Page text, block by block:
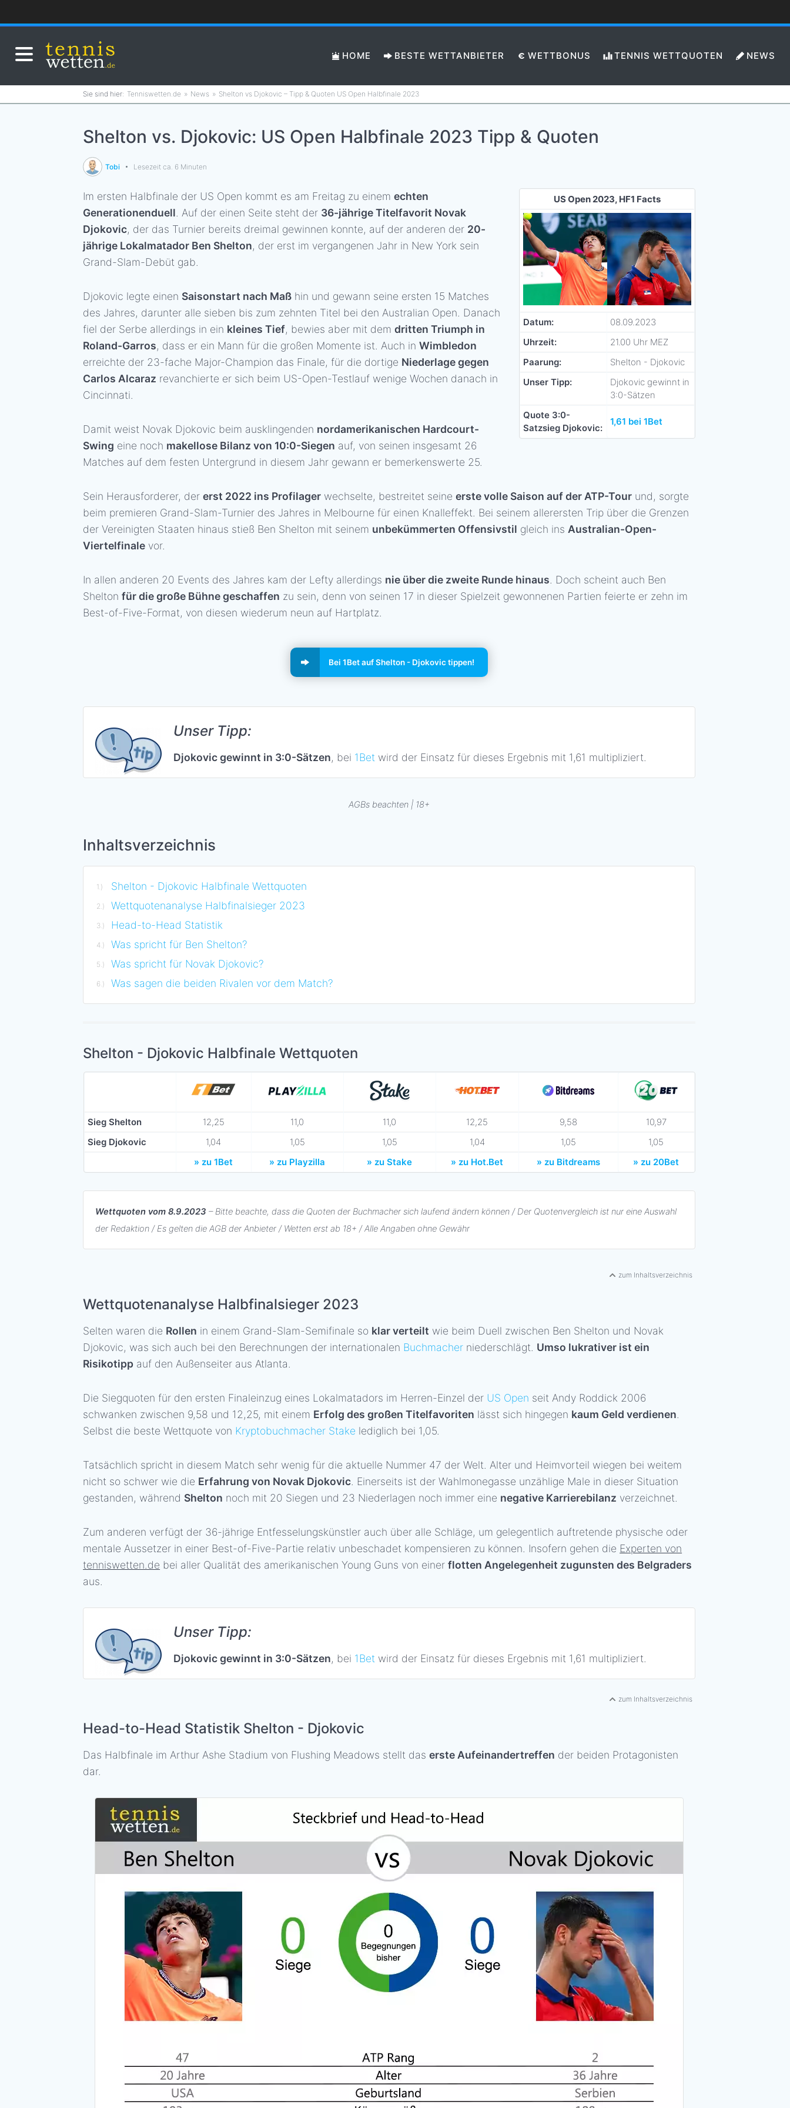
HOME BESTE WETTANBIETER WETTBONUS TENNIS WETTQUOTEN NEWS
Tenniswetten.de News Shelton vs Djokovic – Tipp & Quoten US Open Halbfinale 2023
Shelton vs. Djokovic: US Open Halbfinale 2023 Tipp & Quoten
Tobi Lesezeit ca. 6 Minuten
US Open 2023, HF1 Facts
Datum:
08.09.2023
Uhrzeit:
21.00 Uhr MEZ
Paarung:
Shelton - Djokovic
Unser Tipp:
Djokovic gewinnt in
3:0-Sätzen
Quote 3:0-
Satzsieg Djokovic:
1,61 bei 1Bet
Im ersten Halbfinale der US Open kommt es am Freitag zu einemechten
Generationenduell. Auf der einen Seite steht der 36-jährige Titelfavorit Novak
Djokovic, der das Turnier bereits dreimal gewinnen konnte, auf der anderen der 20-
jährige Lokalmatador Ben Shelton, der erst im vergangenen Jahr in New York sein
Grand-Slam-Debüt gab.
Djokovic legte einen Saisonstart nach Maß hin und gewann seine ersten 15 Matches
des Jahres, darunter alle sieben bis zum zehnten Titel bei den Australian Open. Danach
fiel der Serbe allerdings in ein kleines Tief, bewies aber mit demdritten Triumph in
Roland-Garros, dass er ein Mann für die großen Momente ist. Auch inWimbledon
erreichte der 23-fache Major-Champion das Finale, für die dortige Niederlage gegen
Carlos Alcaraz revanchierte er sich beim US-Open-Testlauf wenige Wochen danach in
Cincinnati.
Damit weist Novak Djokovic beim ausklingenden nordamerikanischen Hardcourt-
Swing eine noch makellose Bilanz von 10:0-Siegen auf, von seinen insgesamt 26
Matches auf dem festen Untergrund in diesem Jahr gewann er bemerkenswerte 25.
Sein Herausforderer, dererst 2022 ins Profilager wechselte, bestreitet seineerste volle Saison auf der ATP-Tour und, sorgte
beim premieren Grand-Slam-Turnier des Jahres in Melbourne für einen Knalleffekt. Bei seinem allerersten Trip über die Grenzen
der Vereinigten Staaten hinaus stieß Ben Shelton mit seinem unbekümmerten Offensivstil gleich ins Australian-Open-
Viertelfinale vor.
In allen anderen 20 Events des Jahres kam der Lefty allerdings nie über die zweite Runde hinaus. Doch scheint auch Ben
Sheltonfür die große Bühne geschaffen zu sein, denn von seinen 17 in dieser Spielzeit gewonnenen Partien feierte er zehn im
Best-of-Five-Format, von diesen wiederum neun auf Hartplatz.
Bei 1Bet auf Shelton - Djokovic tippen!
Unser Tipp:
Djokovic gewinnt in 3:0-Sätzen, bei 1Bet wird der Einsatz für dieses Ergebnis mit 1,61 multipliziert.
AGBs beachten | 18+
Inhaltsverzeichnis
Shelton - Djokovic Halbfinale Wettquoten
Wettquotenanalyse Halbfinalsieger 2023
Head-to-Head Statistik
Was spricht für Ben Shelton?
Was spricht für Novak Djokovic?
Was sagen die beiden Rivalen vor dem Match?
Shelton - Djokovic Halbfinale Wettquoten
Sieg Shelton 12,25 11,0 11,0 12,25 9,58
10,97
Sieg Djokovic
1,04 1,05 1,05 1,04 1,05
1,05
» zu 1Bet
» zu Playzilla » zu Stake » zu Hot.Bet » zu Bitdreams » zu 20Bet
Wettquoten vom 8.9.2023 – Bitte beachte, dass die Quoten der Buchmacher sich laufend ändern können / Der Quotenvergleich ist nur eine Auswahl
der Redaktion / Es gelten die AGB der Anbieter / Wetten erst ab 18+ / Alle Angaben ohne Gewähr
zum Inhaltsverzeichnis
Wettquotenanalyse Halbfinalsieger 2023
Selten waren die Rollen in einem Grand-Slam-Semifinale so klar verteilt wie beim Duell zwischen Ben Shelton und Novak
Djokovic, was sich auch bei den Berechnungen der internationalen Buchmacher niederschlägt. Umso lukrativer ist ein
Risikotipp auf den Außenseiter aus Atlanta.
Die Siegquoten für den ersten Finaleinzug eines Lokalmatadors im Herren-Einzel der US Open seit Andy Roddick 2006
schwanken zwischen 9,58 und 12,25, mit einem Erfolg des großen Titelfavoriten lässt sich hingegen kaum Geld verdienen.
Selbst die beste Wettquote von Kryptobuchmacher Stake lediglich bei 1,05.
Tatsächlich spricht in diesem Match sehr wenig für die aktuelle Nummer 47 der Welt. Alter und Heimvorteil wiegen bei weitem
nicht so schwer wie die Erfahrung von Novak Djokovic. Einerseits ist der Wahlmonegasse unzählige Male in dieser Situation
gestanden, während Shelton noch mit 20 Siegen und 23 Niederlagen noch immer eine negative Karrierebilanz verzeichnet.
Zum anderen verfügt der 36-jährige Entfesselungskünstler auch über alle Schläge, um gelegentlich auftretende physische oder
mentale Aussetzer in einer Best-of-Five-Partie relativ unbeschadet kompensieren zu können. Insofern gehen die Experten von
tenniswetten.de bei aller Qualität des amerikanischen Young Guns von einerflotten Angelegenheit zugunsten des Belgraders
aus.
Unser Tipp:
Djokovic gewinnt in 3:0-Sätzen, bei 1Bet wird der Einsatz für dieses Ergebnis mit 1,61 multipliziert.
zum Inhaltsverzeichnis
Head-to-Head Statistik Shelton - Djokovic
Das Halbfinale im Arthur Ashe Stadium von Flushing Meadows stellt daserste Aufeinandertreffen der beiden Protagonisten
dar.